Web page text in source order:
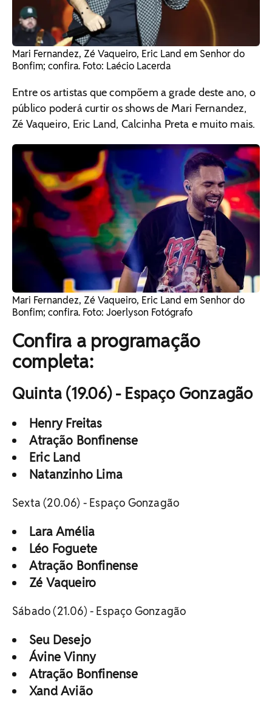
Mari Fernandez, Zé Vaqueiro, Eric Land em Senhor do
Bonfim; confira. Foto: Laécio Lacerda
Entre os artistas que compõem a grade deste ano, o
público poderá curtir os shows de Mari Fernandez,
Zé Vaqueiro, Eric Land, Calcinha Preta e muito mais.
Mari Fernandez, Zé Vaqueiro, Eric Land em Senhor do
Bonfim; confira. Foto: Joerlyson Fotógrafo
Confira a programação
completa:
Quinta (19.06) - Espaço Gonzagão
Henry Freitas
Atração Bonfinense
Eric Land
Natanzinho Lima
Sexta (20.06) - Espaço Gonzagão
Lara Amélia
Léo Foguete
Atração Bonfinense
Zé Vaqueiro
Sábado (21.06) - Espaço Gonzagão
Seu Desejo
Ávine Vinny
Atração Bonfinense
Xand Avião